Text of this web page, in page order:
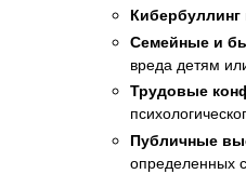
Кибербуллинг
Семейные и
вреда детям
Трудовые
Публичные
определенных